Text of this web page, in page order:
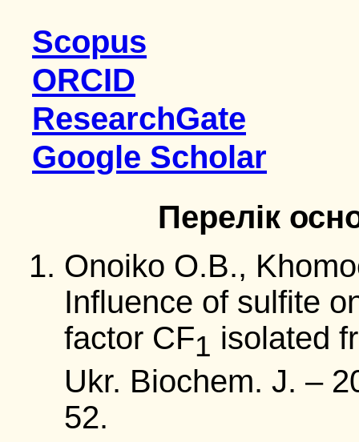
Scopus
ORCID
ResearchGate
Google Scholar
Перелік
Onoiko О.B.,
Influence of sulfite
factor CF1 isolated
Ukr. Biochem. J. –
52.